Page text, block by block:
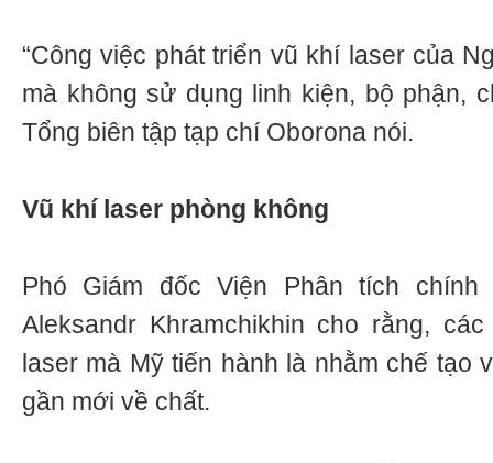
“Công việc phát triển vũ khí laser của
mà không sử dụng linh kiện, bộ phận,
Tổng biên tập tạp chí Oborona nói.
Vũ khí laser phòng không
Phó Giám đốc Viện Phân tích
Aleksandr Khramchikhin cho rằng,
laser mà Mỹ tiến hành là nhằm chế tạo
gần mới về chất.